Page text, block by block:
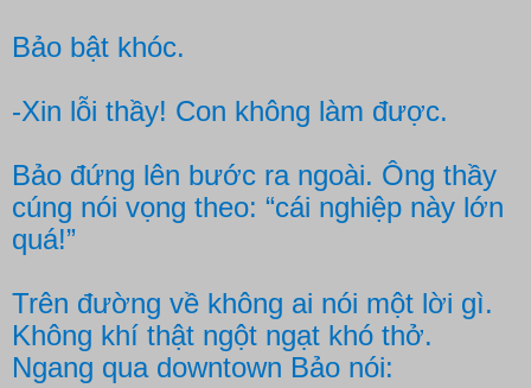
Bảo bật khóc.
-Xin lỗi thầy! Con không làm được.
Bảo đứng lên bước ra ngoài. Ông thầy
cúng nói vọng theo: “cái nghiệp này lớn
quá!”
Trên đường về không ai nói một lời gì.
Không khí thật ngột ngạt khó thở.
Ngang qua downtown Bảo nói: